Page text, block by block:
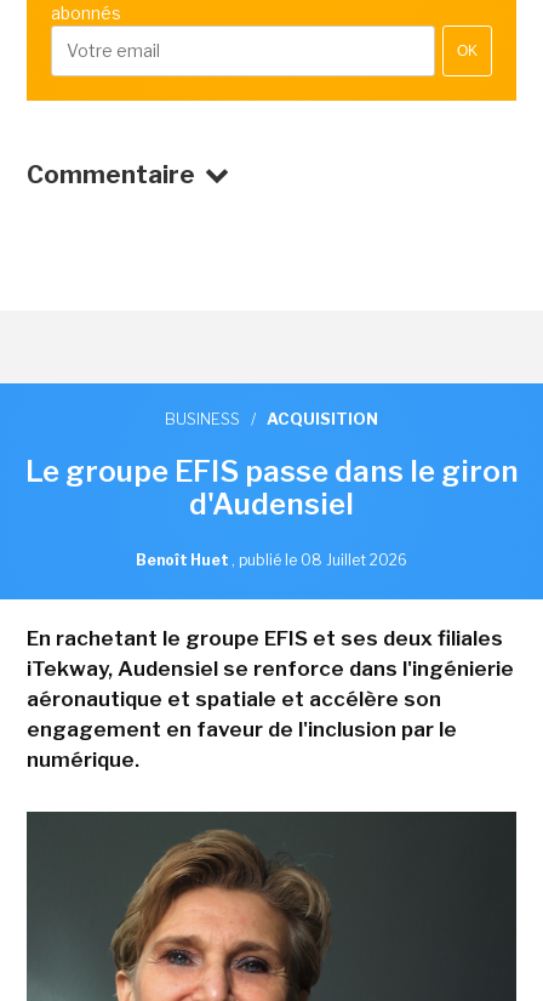
abonnés
OK
Commentaire
BUSINESS / ACQUISITION
Le groupe EFIS passe dans le giron
d'Audensiel
Benoît Huet , publié le 08 Juillet 2026
En rachetant le groupe EFIS et ses deux filiales
iTekway, Audensiel se renforce dans l'ingénierie
aéronautique et spatiale et accélère son
engagement en faveur de l'inclusion par le
numérique.